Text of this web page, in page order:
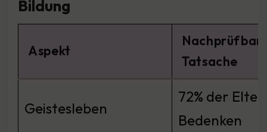
Bildung
Aspekt
Tatsache
Geistesleben
72% der
Bedenken